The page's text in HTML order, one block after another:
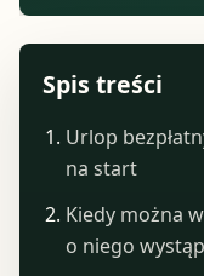
Spis treści
Urlop
na start
Kiedy można
o niego